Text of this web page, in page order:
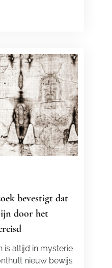
bevestigt dat
door het
is altijd in mysterie
nieuw bewijs